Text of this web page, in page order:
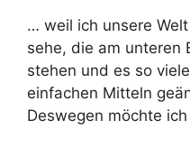
… weil ich unsere
sehe, die am unteren
stehen und es so
einfachen Mitteln
Deswegen möchte